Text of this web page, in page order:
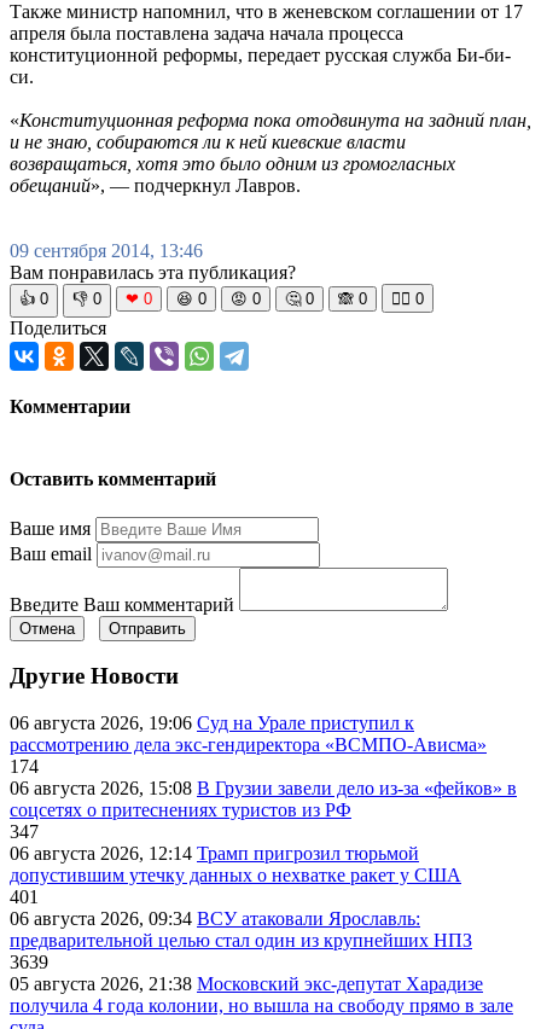
Также министр напомнил, что в женевском соглашении от 17
апреля была поставлена задача начала процесса
конституционной реформы, передает русская служба Би-би-
си.
«Конституционная реформа пока отодвинута на задний план,
и не знаю, собираются ли к ней киевские власти
возвращаться, хотя это было одним из громогласных
обещаний», — подчеркнул Лавров.
09 сентября 2014, 13:46
Вам понравилась эта публикация?
👍 0 👎 0 ❤ 0 😆 0 😡 0 🤔 0 🙈 0 🧘‍♀️ 0
Поделиться
Комментарии
Оставить комментарий
Ваше имя
Ваш email
Введите Ваш комментарий
Отмена Отправить
Другие Новости
06 августа 2026, 19:06 Суд на Урале приступил к
рассмотрению дела экс-гендиректора «ВСМПО-Ависма»
174
06 августа 2026, 15:08 В Грузии завели дело из-за «фейков» в
соцсетях о притеснениях туристов из РФ
347
06 августа 2026, 12:14 Трамп пригрозил тюрьмой
допустившим утечку данных о нехватке ракет у США
401
06 августа 2026, 09:34 ВСУ атаковали Ярославль:
предварительной целью стал один из крупнейших НПЗ
3639
05 августа 2026, 21:38 Московский экс-депутат Харадизе
получила 4 года колонии, но вышла на свободу прямо в зале